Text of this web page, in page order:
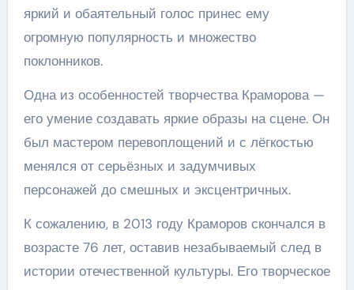
яркий и обаятельный голос принес ему
огромную популярность и множество
поклонников.
Одна из особенностей творчества Краморова —
его умение создавать яркие образы на сцене. Он
был мастером перевоплощений и с лёгкостью
менялся от серьёзных и задумчивых
персонажей до смешных и эксцентричных.
К сожалению, в 2013 году Краморов скончался в
возрасте 76 лет, оставив незабываемый след в
истории отечественной культуры. Его творческое